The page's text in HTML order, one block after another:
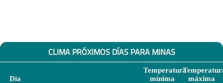
CLIMA PRÓXIMOS DÍAS PARA MINAS
Día
Temperatura
mínima
máxima